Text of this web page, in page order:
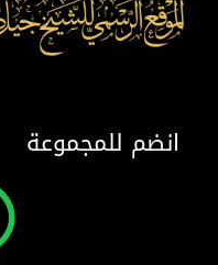
انضم للمجموعة